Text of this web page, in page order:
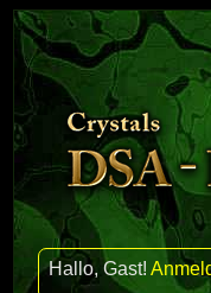
Hallo, Gast!